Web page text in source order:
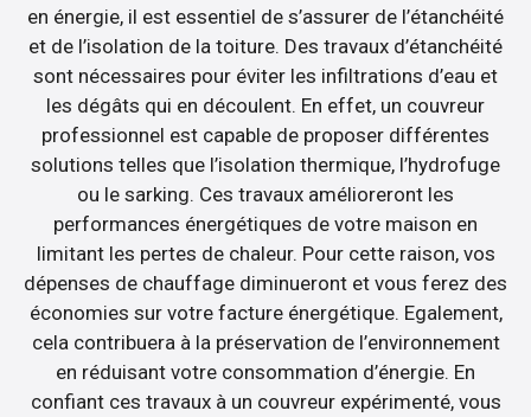
en énergie, il est essentiel de s’assurer de l’étanchéité
et de l’isolation de la toiture. Des travaux d’étanchéité
sont nécessaires pour éviter les infiltrations d’eau et
les dégâts qui en découlent. En effet, un couvreur
professionnel est capable de proposer différentes
solutions telles que l’isolation thermique, l’hydrofuge
ou le sarking. Ces travaux amélioreront les
performances énergétiques de votre maison en
limitant les pertes de chaleur. Pour cette raison, vos
dépenses de chauffage diminueront et vous ferez des
économies sur votre facture énergétique. Egalement,
cela contribuera à la préservation de l’environnement
en réduisant votre consommation d’énergie. En
confiant ces travaux à un couvreur expérimenté, vous